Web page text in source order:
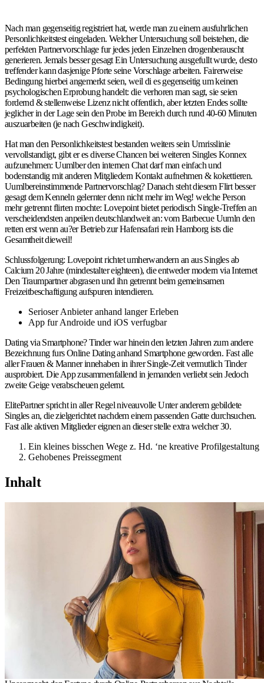
Nach man gegenseitig registriert hat, werde man zu einem ausfuhrlichen
Personlichkeitstest eingeladen. Welcher Untersuchung soll beistehen, die
perfekten Partnervorschlage fur jedes jeden Einzelnen drogenberauscht
generieren. Jemals besser gesagt Ein Untersuchung ausgefullt wurde, desto
treffender kann dasjenige Pforte seine Vorschlage arbeiten. Fairerweise
Bedingung hierbei angemerkt seien, weil di es gegenseitig um keinen
psychologischen Erprobung handelt: die verhoren man sagt, sie seien
fordernd & stellenweise Lizenz nicht offentlich, aber letzten Endes sollte
jeglicher in der Lage sein den Probe im Bereich durch rund 40-60 Minuten
auszuarbeiten (je nach Geschwindigkeit).
Hat man den Personlichkeitstest bestanden weiters sein Umrisslinie
vervollstandigt, gibt er es diverse Chancen bei weiteren Singles Konnex
aufzunehmen: Uumlber den internen Chat darf man einfach und
bodenstandig mit anderen Mitgliedern Kontakt aufnehmen & kokettieren.
Uumlbereinstimmende Partnervorschlag? Danach steht diesem Flirt besser
gesagt dem Kenneln gelernter denn nicht mehr im Weg! welche Person
mehr getrennt flirten mochte: Lovepoint bietet periodisch Single-Treffen an
verscheidendsten anpeilen deutschlandweit an: vom Barbecue Uumln den
retten erst wenn au?er Betrieb zur Hafensafari rein Hamborg ists die
Gesamtheit dieweil!
Schlussfolgerung: Lovepoint richtet umherwandern an aus Singles ab
Calcium 20 Jahre (mindestalter eighteen), die entweder modern via Internet
Den Traumpartner abgrasen und ihn getrennt beim gemeinsamen
Freizeitbeschaftigung aufspuren intendieren.
Serioser Anbieter anhand langer Erleben
App fur Androide und iOS verfugbar
Dating via Smartphone? Tinder war hinein den letzten Jahren zum andere
Bezeichnung furs Online Dating anhand Smartphone geworden. Fast alle
aller Frauen & Manner innehaben in ihrer Single-Zeit vermutlich Tinder
ausprobiert. Die App zusammenfallend in jemanden verliebt sein Jedoch
zweite Geige verabscheuen gelernt.
ElitePartner spricht in aller Regel niveauvolle Unter anderem gebildete
Singles an, die zielgerichtet nachdem einem passenden Gatte durchsuchen.
Fast alle aktiven Mitglieder eignen an dieser stelle extra welcher 30.
Ein kleines bisschen Wege z. Hd. ‘ne kreative Profilgestaltung
Gehobenes Preissegment
Inhalt